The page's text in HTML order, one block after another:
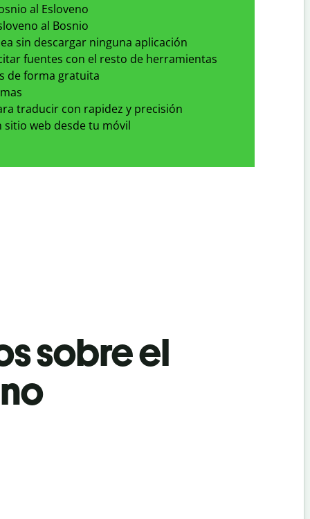
al Esloveno
al Bosnio
sin descargar ninguna aplicación
fuentes con el resto de herramientas
de forma gratuita
traducir con rapidez y precisión
sitio web desde tu móvil
sobre el